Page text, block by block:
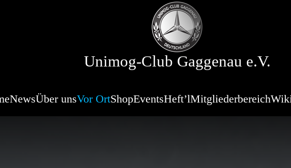
Unimog-Club Gaggenau e.V.
NewsÜber unsVor OrtShopEventsHeft’lMitgliederbereich